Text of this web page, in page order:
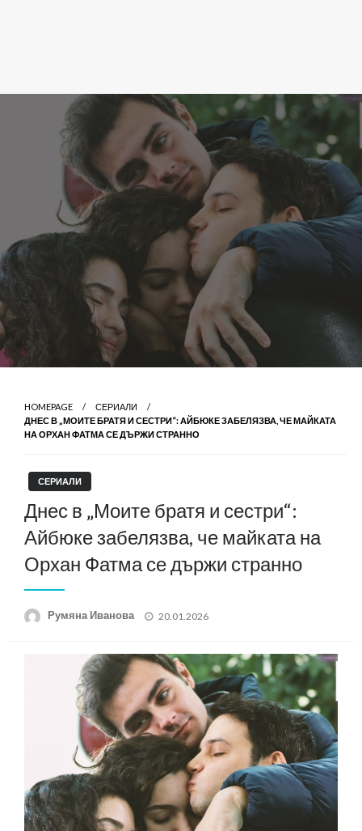
HOMEPAGE
СЕРИАЛИ
ДНЕС В „МОИТЕ БРАТЯ И СЕСТРИ“: АЙБЮКЕ ЗАБЕЛЯЗВА, ЧЕ МАЙКАТА
НА ОРХАН ФАТМА СЕ ДЪРЖИ СТРАННО
СЕРИАЛИ
Днес в „Моите братя и сестри“:
Айбюке забелязва, че майката на
Орхан Фатма се държи странно
Румяна Иванова
Posted
20.01.2026